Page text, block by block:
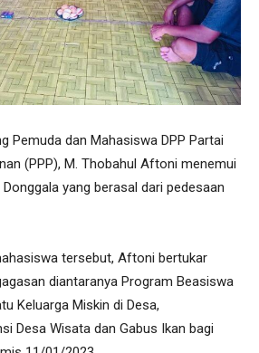
Pemuda dan Mahasiswa DPP Partai
(PPP), M. Thobahul Aftoni menemui
yang berasal dari pedesaan
tersebut, Aftoni bertukar
diantaranya Program Beasiswa
Keluarga Miskin di Desa,
Desa Wisata dan Gabus Ikan bagi